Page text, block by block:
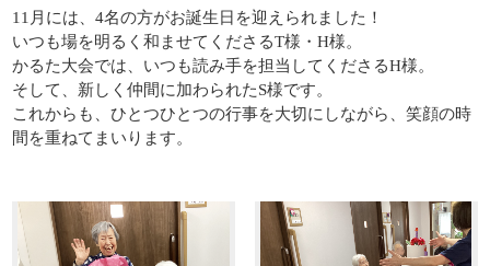
NICONICO保育園
すべて
11月には、4名の方がお誕生日を迎えられました！
いつも場を明るく和ませてくださるT様・H様。
かるた大会では、いつも読み手を担当してくださるH様。
そして、新しく仲間に加わられたS様です。
これからも、ひとつひとつの行事を大切にしながら、笑顔の時
間を重ねてまいります。